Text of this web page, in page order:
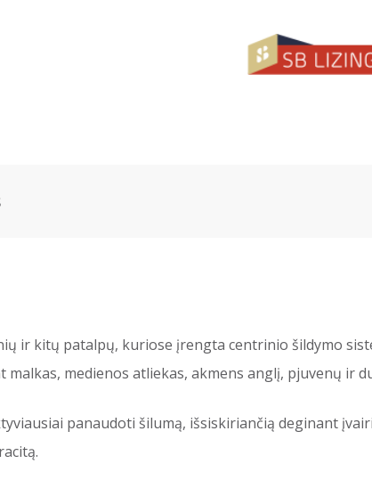
ir kitų patalpų, kuriose įrengta centrinio šildymo
malkas, medienos atliekas, akmens anglį, pjuvenų ir
panaudoti šilumą, išsiskiriančią deginant